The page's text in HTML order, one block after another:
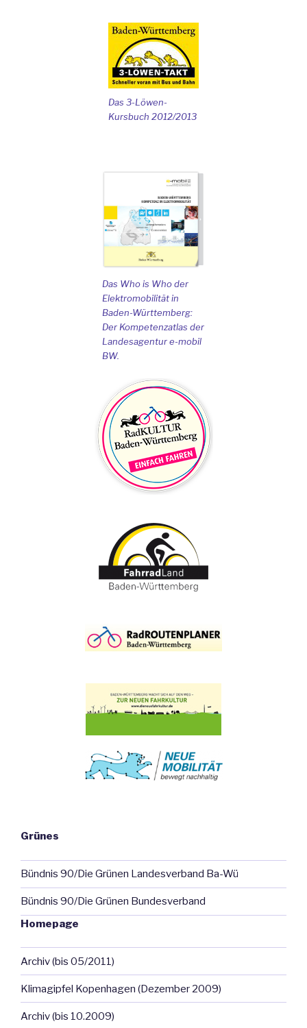
Das 3-Löwen-
Kursbuch 2012/2013
Das Who is Who der
Elektromobilität in
Baden-Württemberg:
Der Kompetenzatlas der
Landesagentur e-mobil
BW.
Grünes
Bündnis 90/Die Grünen Landesverband Ba-Wü
Bündnis 90/Die Grünen Bundesverband
Homepage
Archiv (bis 05/2011)
Klimagipfel Kopenhagen (Dezember 2009)
Archiv (bis 10.2009)